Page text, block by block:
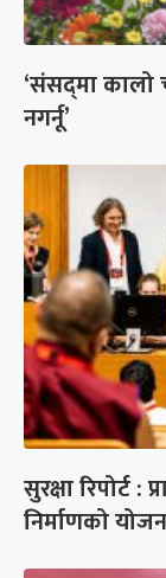
‘संसद्‍मा कालो
नगर्नू’
सुरक्षा रिपोर्ट
निर्माणको